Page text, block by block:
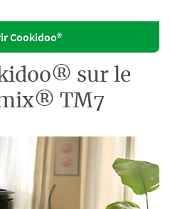
Cookidoo®
sur le
TM7